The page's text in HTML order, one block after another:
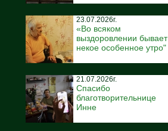
23.07.2026г.
«Во всяком
выздоровлении бывает
некое особенное утро"
21.07.2026г.
Спасибо
благотворительнице
Инне